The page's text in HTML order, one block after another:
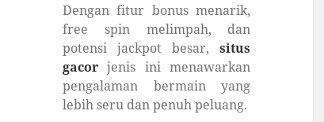
Dengan fitur bonus menarik,
free spin melimpah, dan
potensi jackpot besar,situs
gacor jenis ini menawarkan
pengalaman bermain yang
lebih seru dan penuh peluang.